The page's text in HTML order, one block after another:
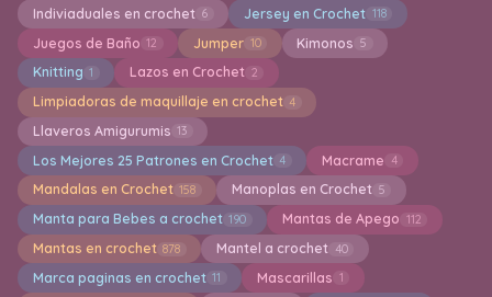
Indiviaduales en crochet 6 Jersey en Crochet 118
Juegos de Baño 12 Jumper 10 Kimonos 5
Knitting 1 Lazos en Crochet 2
Limpiadoras de maquillaje en crochet 4
Llaveros Amigurumis 13
Los Mejores 25 Patrones en Crochet 4 Macrame 4
Mandalas en Crochet 158 Manoplas en Crochet 5
Manta para Bebes a crochet 190 Mantas de Apego 112
Mantas en crochet 878 Mantel a crochet 40
Marca paginas en crochet 11 Mascarillas 1